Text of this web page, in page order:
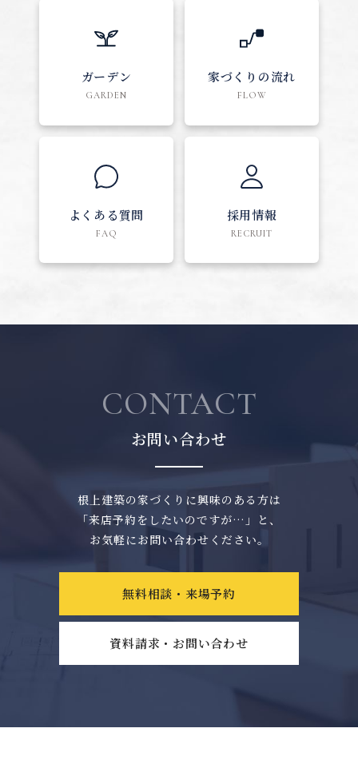
ガーデン
GARDEN
家づくりの流れ
FLOW
よくある質問
FAQ
採用情報
RECRUIT
CONTACT
お問い合わせ
根上建築の家づくりに興味のある方は
「来店予約をしたいのですが…」と、
お気軽にお問い合わせください。
無料相談・来場予約
資料請求・お問い合わせ